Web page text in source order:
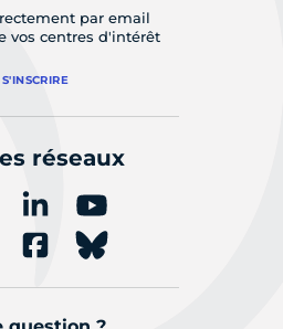
par email
vos centres d'intérêt
S'INSCRIRE
réseaux